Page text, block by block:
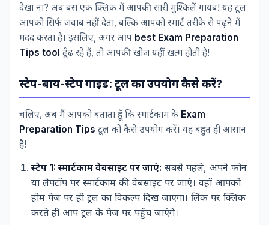
देखा ना? अब बस एक क्लिक में आपकी सारी मुश्किलें गायब! यह टूल
आपको सिर्फ जवाब नहीं देता, बल्कि आपको स्मार्ट तरीके से पढ़ने में
मदद करता है। इसलिए, अगर आप best Exam Preparation
Tips tool ढूँढ रहे हैं, तो आपकी खोज यहीं खत्म होती है!
स्टेप-बाय-स्टेप गाइड: टूल का उपयोग कैसे करें?
चलिए, अब मैं आपको बताता हूँ कि स्मार्टकाम के Exam
Preparation Tips टूल को कैसे उपयोग करें। यह बहुत ही आसान
है!
स्टेप 1: स्मार्टकाम वेबसाइट पर जाएं: सबसे पहले, अपने फोन
या लैपटॉप पर स्मार्टकाम की वेबसाइट पर जाएं। वहाँ आपको
होम पेज पर ही टूल का विकल्प दिख जाएगा। लिंक पर क्लिक
करते ही आप टूल के पेज पर पहुँच जाएंगे।